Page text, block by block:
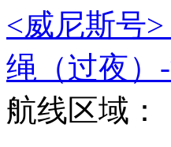
<威尼斯号
绳（过夜）
航线区域：